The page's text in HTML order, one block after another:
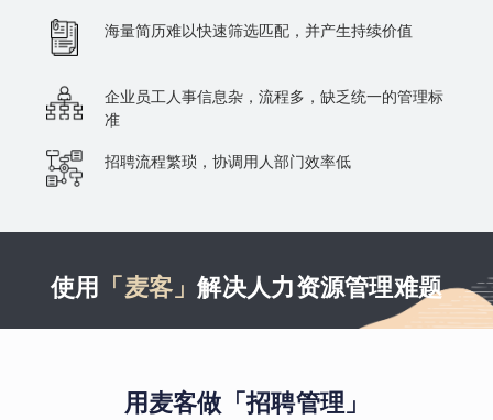
海量简历难以快速筛选匹配，并产生持续价值
企业员工人事信息杂，流程多，缺乏统一的管理标
准
招聘流程繁琐，协调用人部门效率低
使用 「麦客」解决人力资源管理难题
用麦客做「招聘管理」